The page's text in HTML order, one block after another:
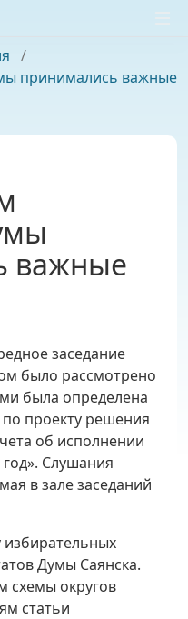
/
принимались важные
важные
заседание
было рассмотрено
была определена
проекту решения
об исполнении
Слушания
в зале заседаний
избирательных
Думы Саянска.
схемы округов
статьи